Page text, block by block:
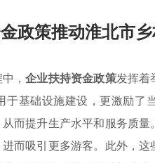
政策推动淮北市
，企业扶持资金政策发挥着
基础设施建设，更激励了
而提升生产水平和服务质
而吸引更多游客。此外，